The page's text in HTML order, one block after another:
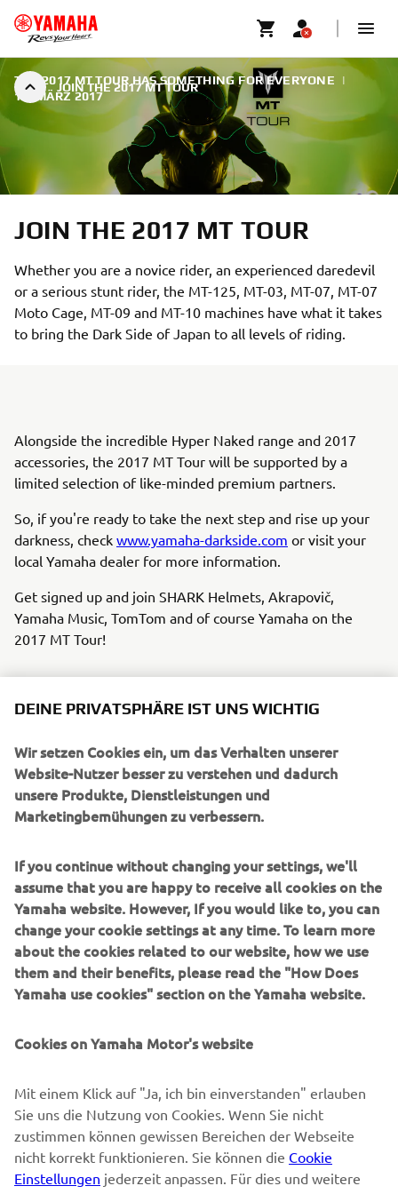
JOIN THE 2017 MT TOUR
THE 2017 MT TOUR HAS SOMETHING FOR EVERYONE
|
15. MÄRZ 2017
JOIN THE 2017 MT TOUR
Whether you are a novice rider, an experienced daredevil
or a serious stunt rider, the MT-125, MT-03, MT-07, MT-07
Moto Cage, MT-09 and MT-10 machines have what it takes
to bring the Dark Side of Japan to all levels of riding.
Alongside the incredible Hyper Naked range and 2017
accessories, the 2017 MT Tour will be supported by a
limited selection of like-minded premium partners.
So, if you're ready to take the next step and rise up your
darkness, check www.yamaha-darkside.com or visit your
local Yamaha dealer for more information.
Get signed up and join SHARK Helmets, Akrapovič,
Yamaha Music, TomTom and of course Yamaha on the
2017 MT Tour!
UNTERNEHMEN
B2B
MEHR YAMAHA
SUPPORT
NEWSLETTER
Sonderveranstaltungen, Neuerscheinungen und vielem mehr.
ABONNIEREN
Lesen Sie unsere Datenschutzrichtlinie, um zu erfahren, wie wir
DEINE PRIVATSPHÄRE IST UNS WICHTIG
Wir setzen Cookies ein, um das Verhalten unserer
Website-Nutzer besser zu verstehen und dadurch
unsere Produkte, Dienstleistungen und
Marketingbemühungen zu verbessern.
If you continue without changing your settings, we'll
assume that you are happy to receive all cookies on the
Yamaha website. However, If you would like to, you can
change your cookie settings at any time. To learn more
about the cookies related to our website, how we use
them and their benefits, please read the "How Does
Yamaha use cookies" section on the Yamaha website.
Cookies on Yamaha Motor's website
Mit einem Klick auf "Ja, ich bin einverstanden" erlauben
Sie uns die Nutzung von Cookies. Wenn Sie nicht
zustimmen können gewissen Bereichen der Webseite
nicht korrekt funktionieren. Sie können die Cookie
Einstellungen jederzeit anpassen. Für dies und weitere